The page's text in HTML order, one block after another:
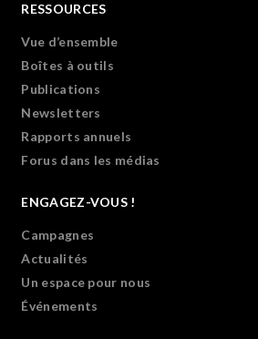
RESSOURCES
Vue d’ensemble
Boîtes à outils
Publications
Newsletters
Rapports annuels
Forus dans les médias
ENGAGEZ-VOUS !
Campagnes
Actualités
Un espace pour nous
Événements